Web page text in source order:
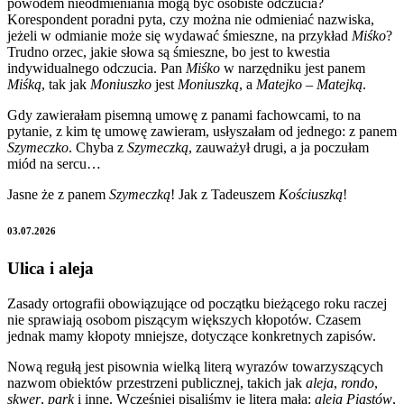
powodem nieodmieniania mogą być osobiste odczucia?
Korespondent poradni pyta, czy można nie odmieniać nazwiska,
jeżeli w odmianie może się wydawać śmieszne, na przykład Miśko?
Trudno orzec, jakie słowa są śmieszne, bo jest to kwestia
indywidualnego odczucia. Pan Miśko w narzędniku jest panem
Miśką, tak jak Moniuszko jest Moniuszką, a Matejko – Matejką.
Gdy zawierałam pisemną umowę z panami fachowcami, to na
pytanie, z kim tę umowę zawieram, usłyszałam od jednego: z panem
Szymeczko. Chyba z Szymeczką, zauważył drugi, a ja poczułam
miód na sercu…
Jasne że z panem Szymeczką! Jak z Tadeuszem Kościuszką!
03.07.2026
Ulica i aleja
Zasady ortografii obowiązujące od początku bieżącego roku raczej
nie sprawiają osobom piszącym większych kłopotów. Czasem
jednak mamy kłopoty mniejsze, dotyczące konkretnych zapisów.
Nową regułą jest pisownia wielką literą wyrazów towarzyszących
nazwom obiektów przestrzeni publicznej, takich jak aleja, rondo,
skwer, parki inne. Wcześniej pisaliśmy je literą małą: aleja Piastów,